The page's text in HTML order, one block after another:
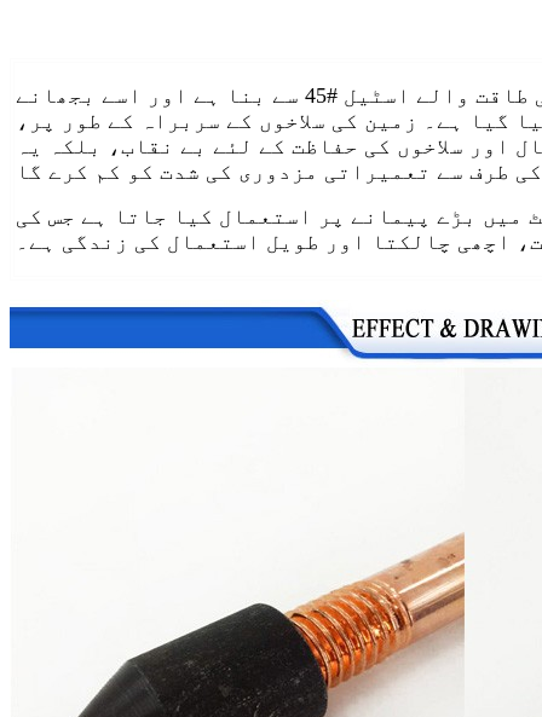
گراؤنڈ راڈ ڈرائیونگ اسٹڈ اعلی طاقت والے اسٹیل #45 سے بنا ہے اور اسے بجھانے
گیا ہے۔ زمین کی سلاخوں کے سربراہ کے طور پر،
اور سلاخوں کی حفاظت کے لئے بے نقاب، بلکہ یہ
میں بڑے پیمانے پر استعمال کیا جاتا ہے جس کی
اچھی چالکتا اور طویل استعمال کی زندگی ہے۔